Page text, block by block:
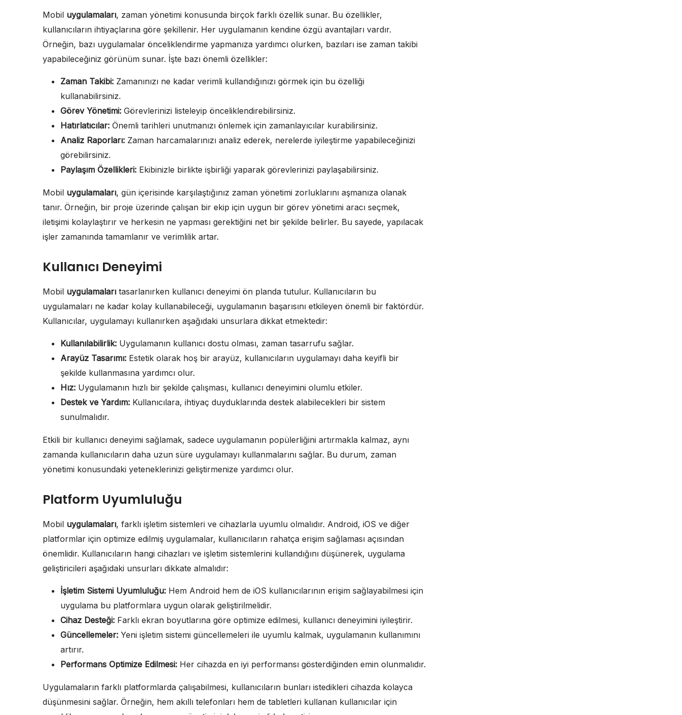
Mobil uygulamaları, zaman yönetimi konusunda birçok farklı özellik sunar. Bu özellikler,
kullanıcıların ihtiyaçlarına göre şekillenir. Her uygulamanın kendine özgü avantajları vardır.
Örneğin, bazı uygulamalar önceliklendirme yapmanıza yardımcı olurken, bazıları ise zaman takibi
yapabileceğiniz görünüm sunar. İşte bazı önemli özellikler:
Zaman Takibi: Zamanınızı ne kadar verimli kullandığınızı görmek için bu özelliği
kullanabilirsiniz.
Görev Yönetimi: Görevlerinizi listeleyip önceliklendirebilirsiniz.
Hatırlatıcılar: Önemli tarihleri unutmanızı önlemek için zamanlayıcılar kurabilirsiniz.
Analiz Raporları: Zaman harcamalarınızı analiz ederek, nerelerde iyileştirme yapabileceğinizi
görebilirsiniz.
Paylaşım Özellikleri: Ekibinizle birlikte işbirliği yaparak görevlerinizi paylaşabilirsiniz.
Mobil uygulamaları, gün içerisinde karşılaştığınız zaman yönetimi zorluklarını aşmanıza olanak
tanır. Örneğin, bir proje üzerinde çalışan bir ekip için uygun bir görev yönetimi aracı seçmek,
iletişimi kolaylaştırır ve herkesin ne yapması gerektiğini net bir şekilde belirler. Bu sayede, yapılacak
işler zamanında tamamlanır ve verimlilik artar.
Kullanıcı Deneyimi
Mobil uygulamaları tasarlanırken kullanıcı deneyimi ön planda tutulur. Kullanıcıların bu
uygulamaları ne kadar kolay kullanabileceği, uygulamanın başarısını etkileyen önemli bir faktördür.
Kullanıcılar, uygulamayı kullanırken aşağıdaki unsurlara dikkat etmektedir:
Kullanılabilirlik: Uygulamanın kullanıcı dostu olması, zaman tasarrufu sağlar.
Arayüz Tasarımı: Estetik olarak hoş bir arayüz, kullanıcıların uygulamayı daha keyifli bir
şekilde kullanmasına yardımcı olur.
Hız: Uygulamanın hızlı bir şekilde çalışması, kullanıcı deneyimini olumlu etkiler.
Destek ve Yardım: Kullanıcılara, ihtiyaç duyduklarında destek alabilecekleri bir sistem
sunulmalıdır.
Etkili bir kullanıcı deneyimi sağlamak, sadece uygulamanın popülerliğini artırmakla kalmaz, aynı
zamanda kullanıcıların daha uzun süre uygulamayı kullanmalarını sağlar. Bu durum, zaman
yönetimi konusundaki yeteneklerinizi geliştirmenize yardımcı olur.
Platform Uyumluluğu
Mobil uygulamaları, farklı işletim sistemleri ve cihazlarla uyumlu olmalıdır. Android, iOS ve diğer
platformlar için optimize edilmiş uygulamalar, kullanıcıların rahatça erişim sağlaması açısından
önemlidir. Kullanıcıların hangi cihazları ve işletim sistemlerini kullandığını düşünerek, uygulama
geliştiricileri aşağıdaki unsurları dikkate almalıdır:
İşletim Sistemi Uyumluluğu: Hem Android hem de iOS kullanıcılarının erişim sağlayabilmesi için
uygulama bu platformlara uygun olarak geliştirilmelidir.
Cihaz Desteği: Farklı ekran boyutlarına göre optimize edilmesi, kullanıcı deneyimini iyileştirir.
Güncellemeler: Yeni işletim sistemi güncellemeleri ile uyumlu kalmak, uygulamanın kullanımını
artırır.
Performans Optimize Edilmesi: Her cihazda en iyi performansı gösterdiğinden emin olunmalıdır.
Uygulamaların farklı platformlarda çalışabilmesi, kullanıcıların bunları istedikleri cihazda kolayca
düşünmesini sağlar. Örneğin, hem akıllı telefonları hem de tabletleri kullanan kullanıcılar için